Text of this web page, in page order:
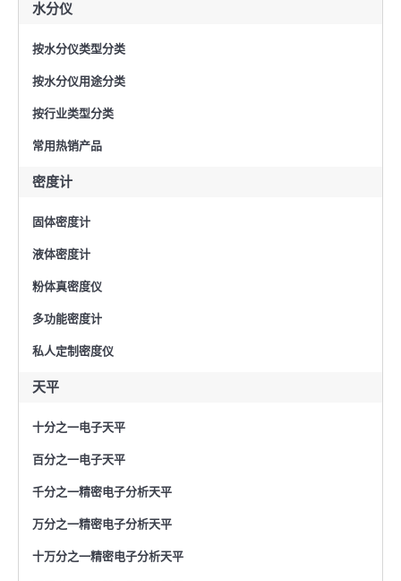
水分仪
按水分仪类型分类
按水分仪用途分类
按行业类型分类
常用热销产品
密度计
固体密度计
液体密度计
粉体真密度仪
多功能密度计
私人定制密度仪
天平
十分之一电子天平
百分之一电子天平
千分之一精密电子分析天平
万分之一精密电子分析天平
十万分之一精密电子分析天平